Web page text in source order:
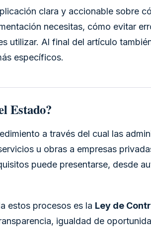
clara y accionable sobre
necesitas, cómo evitar
utilizar. Al final del artículo
específicos.
Estado?
a través del cual las
u obras a empresas
puede presentarse, desde
estos procesos es la Ley de
igualdad de